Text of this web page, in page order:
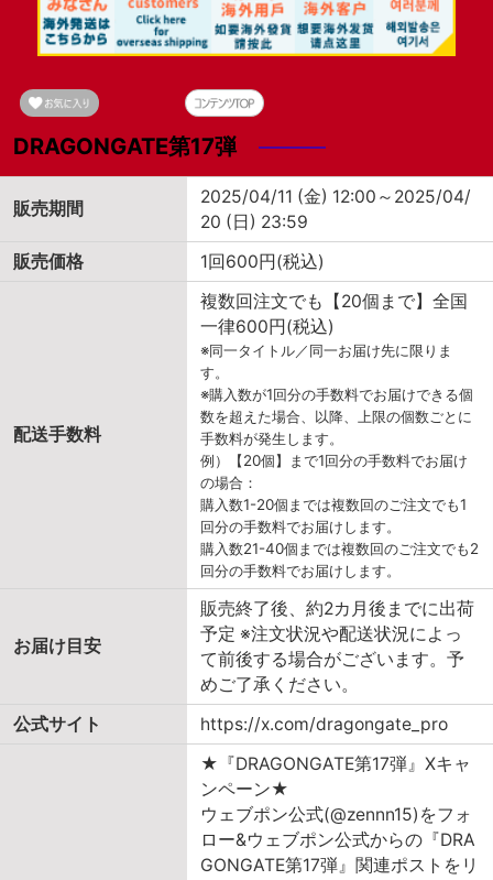
DRAGONGATE第17弾
販売期間
2025/04/11 (金) 12:00～2025/04/
20 (日) 23:59
販売価格
1回600円(税込)
配送手数料
複数回注文でも【20個まで】全国
一律600円(税込)
※同一タイトル／同一お届け先に限りま
す。
※購入数が1回分の手数料でお届けできる個
数を超えた場合、以降、上限の個数ごとに
手数料が発生します。
例）【20個】まで1回分の手数料でお届け
の場合：
購入数1-20個までは複数回のご注文でも1
回分の手数料でお届けします。
購入数21-40個までは複数回のご注文でも2
回分の手数料でお届けします。
お届け目安
販売終了後、約2カ月後までに出荷
予定 ※注文状況や配送状況によっ
て前後する場合がございます。予
めご了承ください。
公式サイト
https://x.com/dragongate_pro
★『DRAGONGATE第17弾』Xキャ
ンペーン★
ウェブポン公式(@zennn15)をフォ
ロー&ウェブポン公式からの『DRA
GONGATE第17弾』関連ポストをリ